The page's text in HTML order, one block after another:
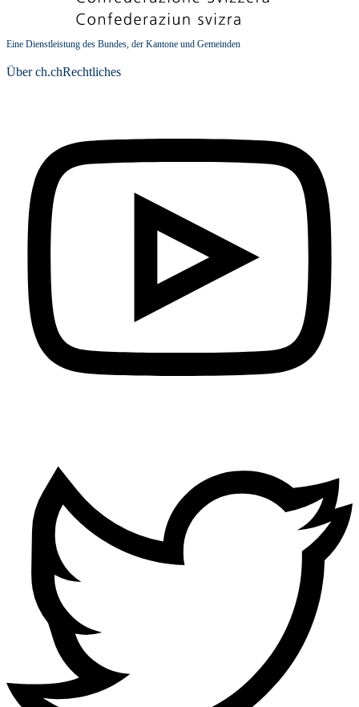
Eine Dienstleistung des Bundes, der Kantone und Gemeinden
Über ch.chRechtliches